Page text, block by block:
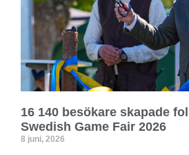
16 140 besökare skapade
Swedish Game Fair 2026
8 juni, 2026